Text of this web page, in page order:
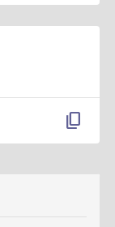
content_copy